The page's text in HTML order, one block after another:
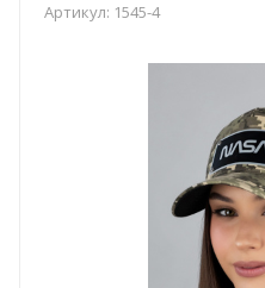
Артикул: 1545-4